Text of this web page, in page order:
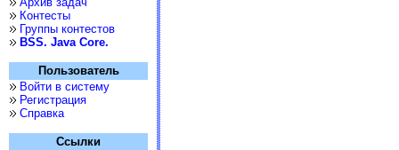
Контесты
Группы контестов
BSS. Java Core.
Пользователь
Войти в систему
Регистрация
Справка
Ссылки